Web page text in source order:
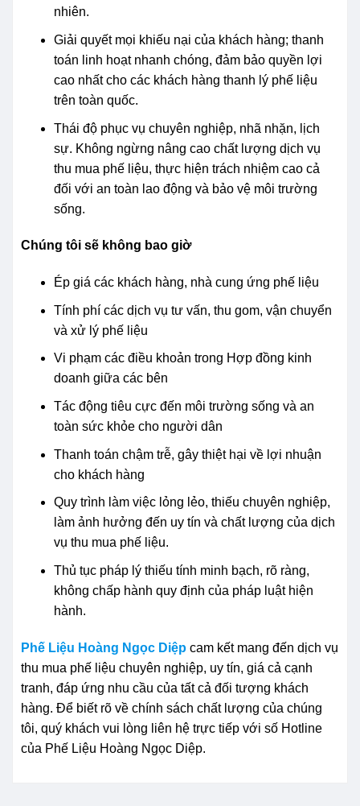
nhiên.
Giải quyết mọi khiếu nại của khách hàng; thanh
toán linh hoạt nhanh chóng, đảm bảo quyền lợi
cao nhất cho các khách hàng thanh lý phế liệu
trên toàn quốc.
Thái độ phục vụ chuyên nghiệp, nhã nhặn, lịch
sự. Không ngừng nâng cao chất lượng dịch vụ
thu mua phế liệu, thực hiện trách nhiệm cao cả
đối với an toàn lao động và bảo vệ môi trường
sống.
Chúng tôi sẽ không bao giờ
Ép giá các khách hàng, nhà cung ứng phế liệu
Tính phí các dịch vụ tư vấn, thu gom, vận chuyển
và xử lý phế liệu
Vi phạm các điều khoản trong Hợp đồng kinh
doanh giữa các bên
Tác động tiêu cực đến môi trường sống và an
toàn sức khỏe cho người dân
Thanh toán chậm trễ, gây thiệt hại về lợi nhuận
cho khách hàng
Quy trình làm việc lỏng lẻo, thiếu chuyên nghiệp,
làm ảnh hưởng đến uy tín và chất lượng của dịch
vụ thu mua phế liệu.
Thủ tục pháp lý thiếu tính minh bạch, rõ ràng,
không chấp hành quy định của pháp luật hiện
hành.
Phế Liệu Hoàng Ngọc Diệp cam kết mang đến dịch vụ
thu mua phế liệu chuyên nghiệp, uy tín, giá cả cạnh
tranh, đáp ứng nhu cầu của tất cả đối tượng khách
hàng. Để biết rõ về chính sách chất lượng của chúng
tôi, quý khách vui lòng liên hệ trực tiếp với số Hotline
của Phế Liệu Hoàng Ngọc Diệp.